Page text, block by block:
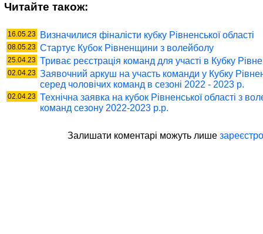
Читайте також:
16.05.23 Визначилися фіналісти кубку Рівненської області
08.05.23 Стартує Кубок Рівненщини з волейболу
25.04.23 Триває реєстрація команд для участі в Кубку
02.04.23 Заявочний аркуш на участь команди у Кубку
серед чоловічих команд в сезоні 2022 - 2023 р.
02.04.23 Технічна заявка на кубок Рівненської області з
команд сезону 2022-2023 р.р.
Залишати коментaрі можуть лише